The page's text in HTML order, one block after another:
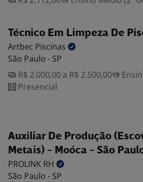
Técnico Em Limpeza De
Artbec Piscinas
São Paulo - SP
R$ 2.000,00 a R$ 2.500,00
Presencial
Auxiliar De Produção
Metais) - Moóca - São
PROLINK RH
São Paulo - SP